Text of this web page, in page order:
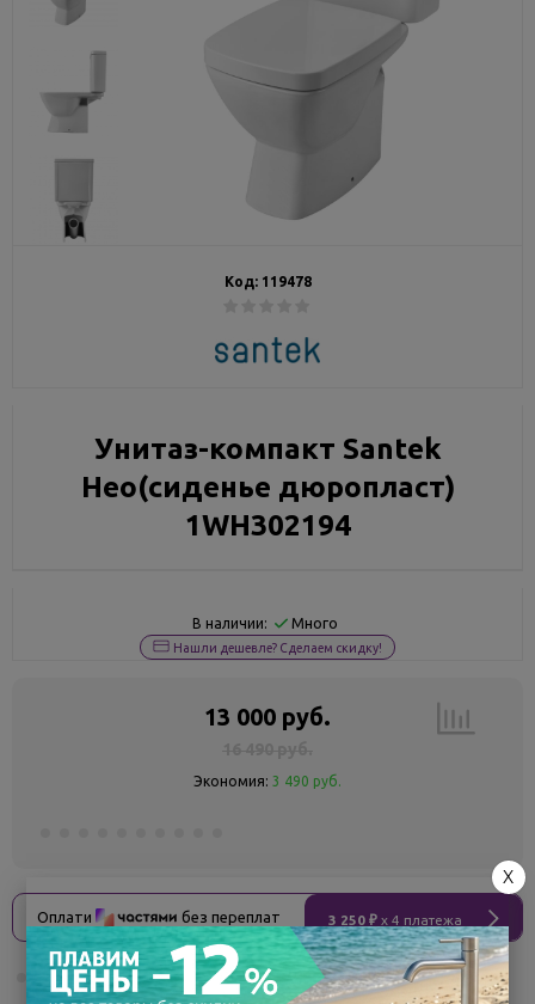
Код: 119478
Унитаз-компакт Santek
Нео(сиденье дюропласт)
1WH302194
В наличии: Много
Нашли дешевле? Сделаем скидку!
13 000 руб.
Экономия: 3 490 руб.
Оплати без переплат 3 250 ₽ x 4 платежа
X